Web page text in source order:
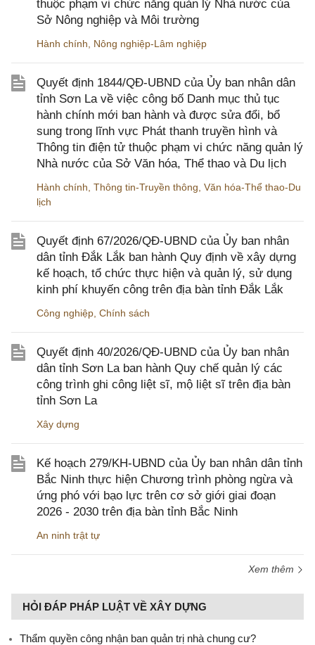
thuộc phạm vi chức năng quản lý Nhà nước của
Sở Nông nghiệp và Môi trường
Hành chính Nông nghiệp-Lâm nghiệp
Quyết định 1844/QĐ-UBND của Ủy ban nhân dân
tỉnh Sơn La về việc công bố Danh mục thủ tục
hành chính mới ban hành và được sửa đổi, bổ
sung trong lĩnh vực Phát thanh truyền hình và
Thông tin điện tử thuộc phạm vi chức năng quản lý
Nhà nước của Sở Văn hóa, Thể thao và Du lịch
Hành chính Thông tin-Truyền thông Văn hóa-Thể thao-Du
lịch
Quyết định 67/2026/QĐ-UBND của Ủy ban nhân
dân tỉnh Đắk Lắk ban hành Quy định về xây dựng
kế hoạch, tổ chức thực hiện và quản lý, sử dụng
kinh phí khuyến công trên địa bàn tỉnh Đắk Lắk
Công nghiệp Chính sách
Quyết định 40/2026/QĐ-UBND của Ủy ban nhân
dân tỉnh Sơn La ban hành Quy chế quản lý các
công trình ghi công liệt sĩ, mộ liệt sĩ trên địa bàn
tỉnh Sơn La
Xây dựng
Kế hoạch 279/KH-UBND của Ủy ban nhân dân tỉnh
Bắc Ninh thực hiện Chương trình phòng ngừa và
ứng phó với bạo lực trên cơ sở giới giai đoạn
2026 - 2030 trên địa bàn tỉnh Bắc Ninh
An ninh trật tự
Xem thêm
HỎI ĐÁP PHÁP LUẬT VỀ XÂY DỰNG
Thẩm quyền công nhận ban quản trị nhà chung cư?